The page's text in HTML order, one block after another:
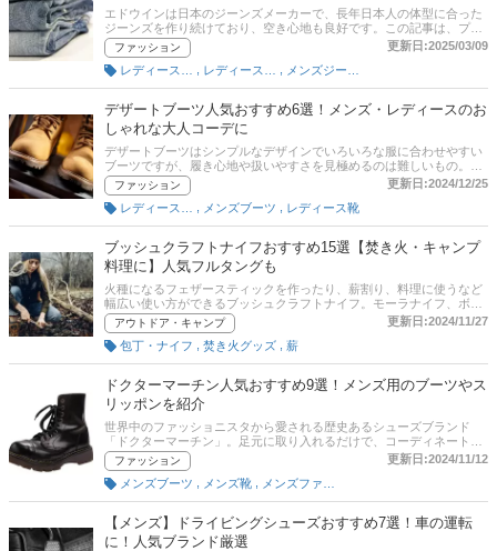
エドウインは日本のジーンズメーカーで、長年日本人の体型に合った
ジーンズを作り続けており、空き心地も良好です。この記事は、プロ
ダクトコンセプターの土居輝彦さんと編集部が、エドウインのジーン
ズの選び方とおすすめ商品を紹介します。メンズ・レディース向けに
定番モデルの503や403などをピックアップ！ 2011年に登場した、伸
縮性がありストレスフリーにはけるジャージーズにも注目です。後半
には、比較一覧表や通販サイトの最新人気ランキングもあるので、売
れ筋や口コミとあわせてチェックしてみてください。
ファッション
更新日:2025/03/09
デザートブーツ人気おすすめ6選！メンズ・レディースのお
しゃれな大人コーデに
デザートブーツはシンプルなデザインでいろいろな服に合わせやすい
ブーツですが、履き心地や扱いやすさを見極めるのは難しいもの。ク
ラークスがとても有名で、メンズ、レディースともに多数の商品があ
ります。そこでこの記事では、デザートブーツの選び方とおすすめ商
品を紹介します。本革の高級モデルやリーズナブルな合成皮革もピッ
クアップ、後半には、比較一覧表や通販サイトの最新人気ランキング
もあるので、売れ筋や口コミとあわせてチェックしてみてください。
ファッション
更新日:2024/12/25
メンズブーツ レディース靴
ブッシュクラフトナイフおすすめ15選【焚き火・キャンプ
料理に】人気フルタングも
火種になるフェザースティックを作ったり、薪割り、料理に使うなど
幅広い使い方ができるブッシュクラフトナイフ。モーラナイフ、ボー
カー、ユニフレームといった人気メーカーから、フルタング構造、カ
ーボン素材など多数の商品が発売されています。そこでこの記事で
は、ブッシュクラフトナイフの選び方とおすすめ商品を紹介します。
コスパ最強から高級モデル、万能ナイフなどをピックアップ。後半に
は、通販サイトの口コミや評判、最新人気ランキングやスペック比較
表もありますので、ぜひチェックしてみてください。
アウトドア・キャンプ
更新日:2024/11/27
包丁・ナイフ
焚き火グッズ 薪
ドクターマーチン人気おすすめ9選！メンズ用のブーツやス
リッポンを紹介
世界中のファッショニスタから愛される歴史あるシューズブランド
「ドクターマーチン」。足元に取り入れるだけで、コーディネートを
格上げできるので、ひとつは手に入れたいおしゃれアイテムです。こ
の記事では、ドクターマーチンのメンズシューズの選び方とおすすめ
商品を紹介します。定番3ホールや8ホール、10ホール、タッセルロー
ファー、チェルシーブーツ、サンダルなどを幅広くピックアップ。後
半には、比較一覧表や通販サイトの最新人気ランキングもあるので、
売れ筋や口コミとあわせてチェックしてみてください。
ファッション
更新日:2024/11/12
メンズブーツ
メンズ靴
【メンズ】ドライビングシューズおすすめ7選！車の運転
に！人気ブランド厳選